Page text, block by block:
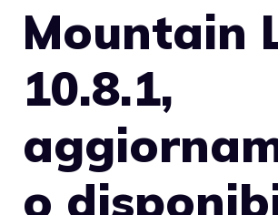
Mountain
10.8.1,
o